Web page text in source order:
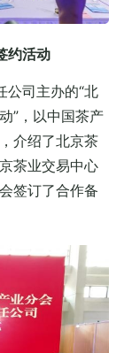
约活动
公司主办的“北
”，以中国茶产
介绍了北京茶
茶业交易中心
签订了合作备